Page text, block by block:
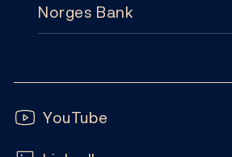
Pengepolitikk
Sedler og mynter
Aktuelt
Publikasjoner
Norges Bank
Abonnement
Følg oss:
YouTube